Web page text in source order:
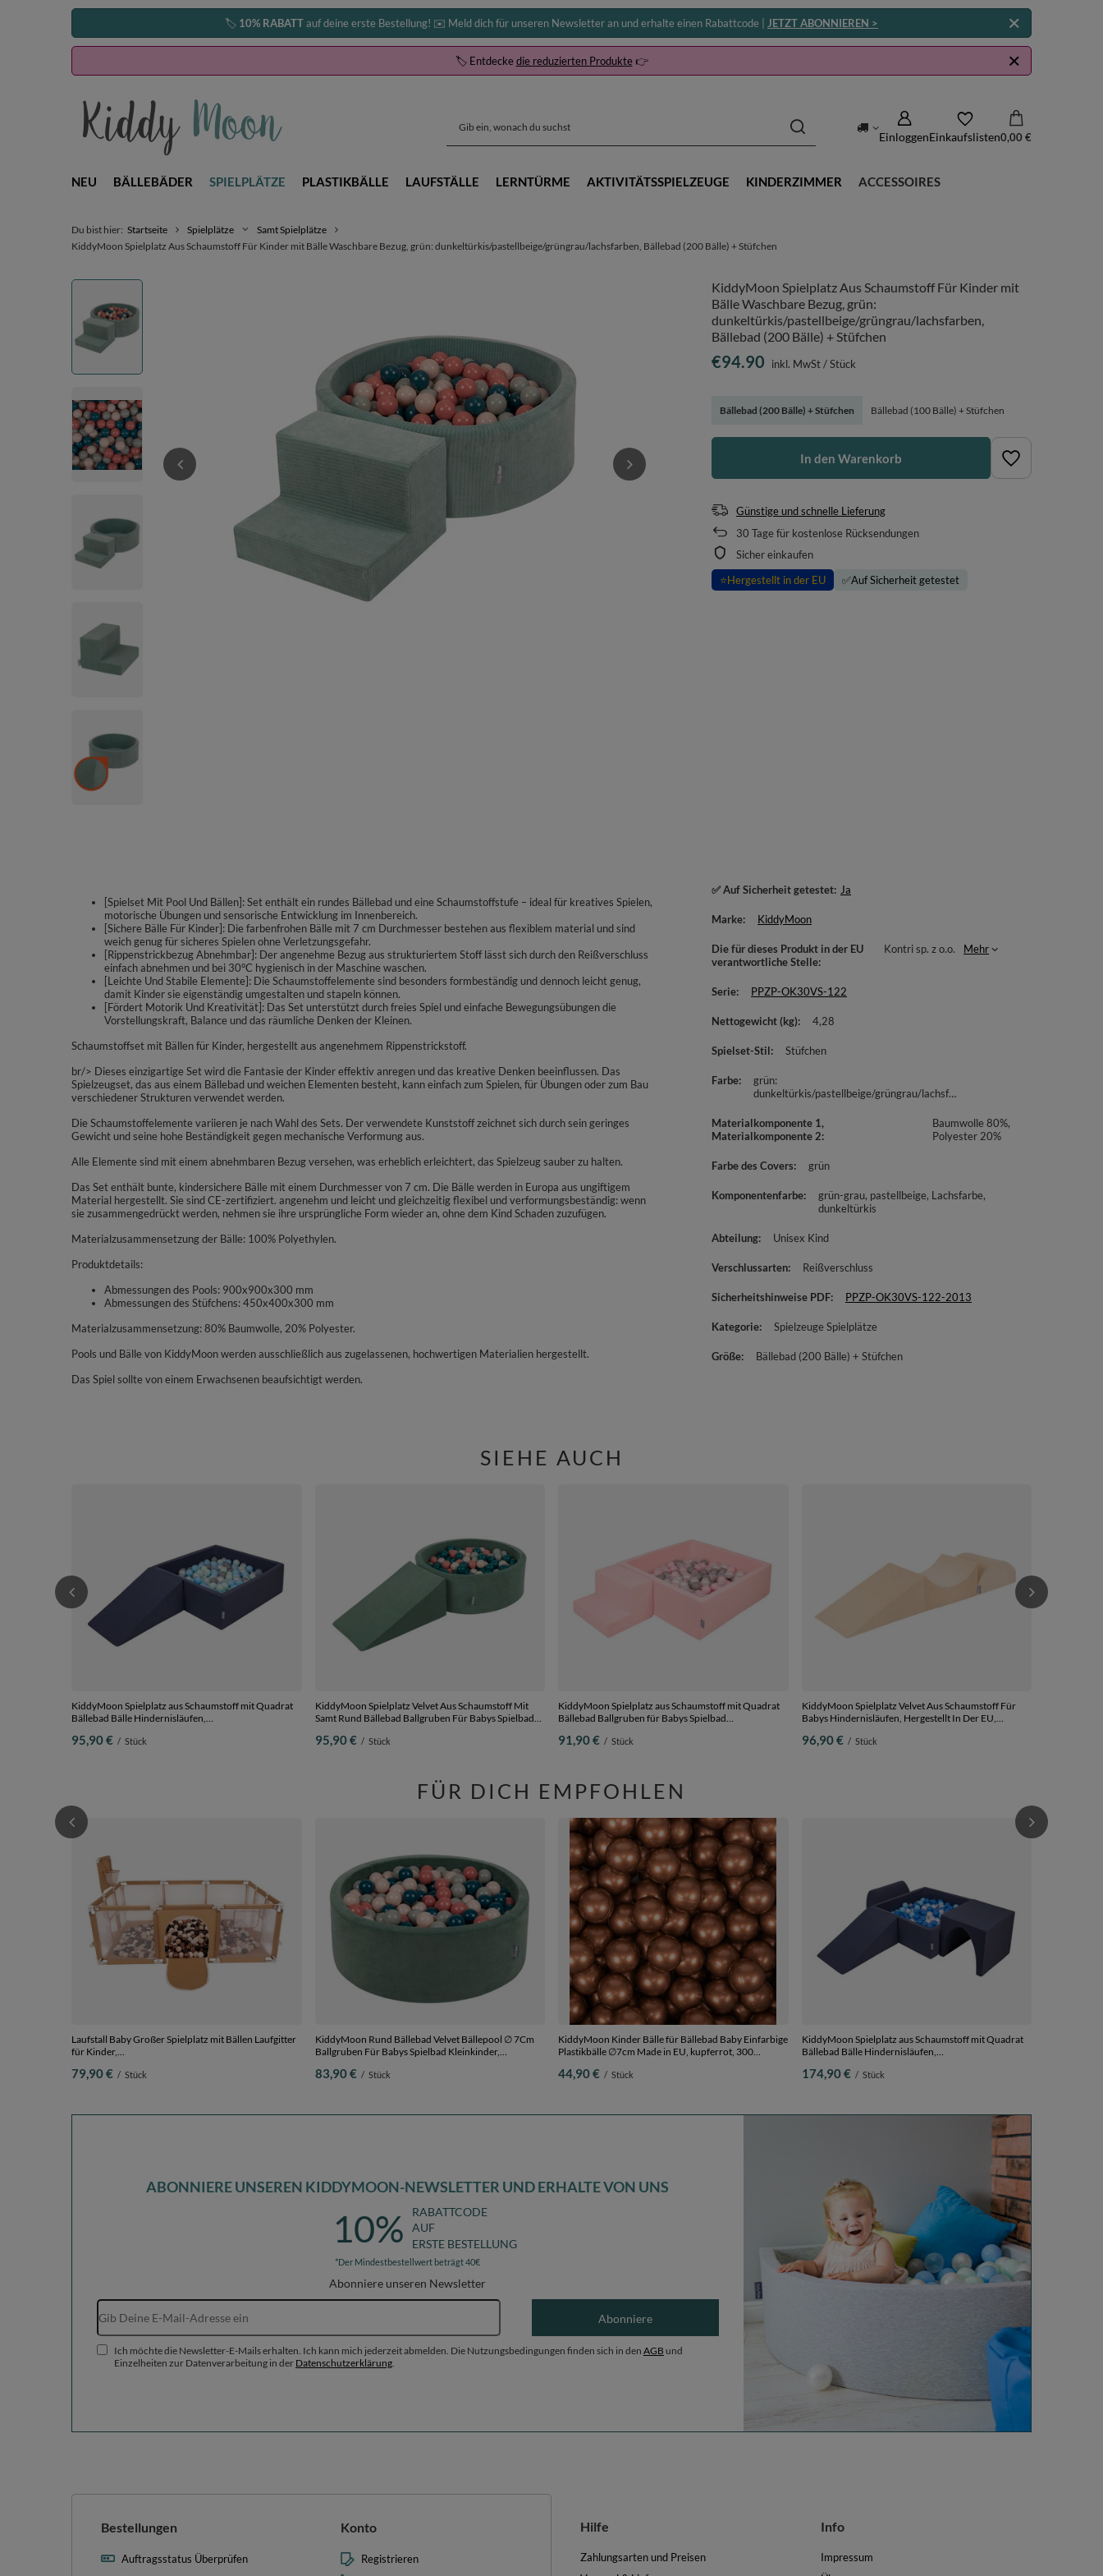
🏷️ 10% RABATTauf deine erste Bestellung! ✉️ Meld dich für unseren Newsletter an und erhalte einen Rabattcode | JETZT ABONNIEREN >
🏷️ Entdeckedie reduzierten Produkte👉
EinloggenEinkaufslisten0,00 €
NEU BÄLLEBÄDER SPIELPLÄTZE PLASTIKBÄLLE LAUFSTÄLLE LERNTÜRME AKTIVITÄTSSPIELZEUGE KINDERZIMMER ACCESSOIRES
Du bist hier: Startseite Spielplätze
Samt Spielplätze
KiddyMoon Spielplatz Aus Schaumstoff Für Kinder mit Bälle Waschbare Bezug, grün: dunkeltürkis/pastellbeige/grüngrau/lachsfarben, Bällebad (200 Bälle) + Stüfchen
KiddyMoon Spielplatz Aus Schaumstoff Für Kinder mit
Bälle Waschbare Bezug, grün:
dunkeltürkis/pastellbeige/grüngrau/lachsfarben,
Bällebad (200 Bälle) + Stüfchen
Bällebad (200 Bälle) + Stüfchen Bällebad (100 Bälle) + Stüfchen
€94.90 inkl. MwSt/Stück
In den Warenkorb
Günstige und schnelle Lieferung
30 Tage für kostenlose Rücksendungen
Sicher einkaufen
⭐Hergestellt in der EU ✅Auf Sicherheit getestet
[Spielset Mit Pool Und Bällen]: Set enthält ein rundes Bällebad und eine Schaumstoffstufe – ideal für kreatives Spielen,
motorische Übungen und sensorische Entwicklung im Innenbereich.
[Sichere Bälle Für Kinder]: Die farbenfrohen Bälle mit 7 cm Durchmesser bestehen aus flexiblem material und sind
weich genug für sicheres Spielen ohne Verletzungsgefahr.
[Rippenstrickbezug Abnehmbar]: Der angenehme Bezug aus strukturiertem Stoff lässt sich durch den Reißverschluss
einfach abnehmen und bei 30°C hygienisch in der Maschine waschen.
[Leichte Und Stabile Elemente]: Die Schaumstoffelemente sind besonders formbeständig und dennoch leicht genug,
damit Kinder sie eigenständig umgestalten und stapeln können.
[Fördert Motorik Und Kreativität]: Das Set unterstützt durch freies Spiel und einfache Bewegungsübungen die
Vorstellungskraft, Balance und das räumliche Denken der Kleinen.
Schaumstoffset mit Bällen für Kinder, hergestellt aus angenehmem Rippenstrickstoff.
br/> Dieses einzigartige Set wird die Fantasie der Kinder effektiv anregen und das kreative Denken beeinflussen. Das
Spielzeugset, das aus einem Bällebad und weichen Elementen besteht, kann einfach zum Spielen, für Übungen oder zum Bau
verschiedener Strukturen verwendet werden.
Die Schaumstoffelemente variieren je nach Wahl des Sets. Der verwendete Kunststoff zeichnet sich durch sein geringes
Gewicht und seine hohe Beständigkeit gegen mechanische Verformung aus.
Alle Elemente sind mit einem abnehmbaren Bezug versehen, was erheblich erleichtert, das Spielzeug sauber zu halten.
Das Set enthält bunte, kindersichere Bälle mit einem Durchmesser von 7 cm. Die Bälle werden in Europa aus ungiftigem
Material hergestellt. Sie sind CE-zertifiziert. angenehm und leicht und gleichzeitig flexibel und verformungsbeständig: wenn
sie zusammengedrückt werden, nehmen sie ihre ursprüngliche Form wieder an, ohne dem Kind Schaden zuzufügen.
Materialzusammensetzung der Bälle: 100% Polyethylen.
Produktdetails:
Abmessungen des Pools: 900x900x300 mm
Abmessungen des Stüfchens: 450x400x300 mm
Materialzusammensetzung: 80% Baumwolle, 20% Polyester.
Pools und Bälle von KiddyMoon werden ausschließlich aus zugelassenen, hochwertigen Materialien hergestellt.
Das Spiel sollte von einem Erwachsenen beaufsichtigt werden.
✅ Auf Sicherheit getestet Ja
Marke KiddyMoon
Die für dieses Produkt in der EU
verantwortliche Stelle
Kontri sp. z o.o. Mehr
Serie PPZP-OK30VS-122
Nettogewicht (kg) 4,28
Spielset-Stil Stüfchen
Farbe
grün:
dunkeltürkis/pastellbeige/grüngrau/lachsfarben
Materialkomponente 1,
Materialkomponente 2
Baumwolle 80%,
Polyester 20%
Farbe des Covers grün
Komponentenfarbe grün-grau pastellbeige Lachsfarbe
dunkeltürkis
Abteilung Unisex Kind
Verschlussarten Reißverschluss
Sicherheitshinweise PDF PPZP-OK30VS-122-2013
Kategorie Spielzeuge Spielplätze
Größe Bällebad (200 Bälle) + Stüfchen
SIEHE AUCH
KiddyMoon Spielplatz aus Schaumstoff mit Quadrat
Bällebad Bälle Hindernisläufen,
Bällebad (100 Bälle) + Zwickel
95,90 € / Stück
KiddyMoon Spielplatz Velvet Aus Schaumstoff Mit
Samt Rund Bällebad Ballgruben Für Babys Spielbad
dunkeltürkis/pastellbeige/grüngrau/lachsfarben,
95,90 € / Stück
KiddyMoon Spielplatz aus Schaumstoff mit Quadrat
Bällebad Ballgruben für Babys Spielbad
pink:perle/grau/transparent/puderrosa, Bällebad
91,90 € / Stück
KiddyMoon Spielplatz Velvet Aus Schaumstoff Für
Babys Hindernisläufen, Hergestellt In Der EU,
96,90 € / Stück
FÜR DICH EMPFOHLEN
Laufstall Baby Großer Spielplatz mit Bällen Laufgitter
für Kinder,
Bällen
79,90 € / Stück
KiddyMoon Rund Bällebad Velvet Bällepool ∅ 7Cm
Ballgruben Für Babys Spielbad Kleinkinder,
dunkeltürkis/pastellbeige/grüngrau/lachsfarben, 90 x
83,90 € / Stück
KiddyMoon Kinder Bälle für Bällebad Baby Einfarbige
Plastikbälle ∅7cm Made in EU, kupferrot, 300
44,90 € / Stück
KiddyMoon Spielplatz aus Schaumstoff mit Quadrat
Bällebad Bälle Hindernisläufen,
+ Version 2
174,90 € / Stück
ABONNIERE UNSEREN KIDDYMOON-NEWSLETTER UND ERHALTE VON UNS
10%
RABATTCODE
AUF
ERSTE BESTELLUNG
*Der Mindestbestellwert beträgt 40€
Abonniere unseren Newsletter
E-Mail-Adresse
Abonniere
Ich möchte die Newsletter-E-Mails erhalten. Ich kann mich jederzeit abmelden. Die Nutzungsbedingungen finden sich in den AGB und
Einzelheiten zur Datenverarbeitung in der Datenschutzerklärung
Bestellungen
Auftragsstatus Überprüfen
Konto
Registrieren
Hilfe
Zahlungsarten und Preisen
Info
Impressum